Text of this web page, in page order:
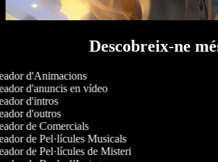
Descobreix-ne
d'Animacions
d'anuncis en vídeo
d'intros
d'outros
de Comercials
de Pel·lícules Musicals
de Pel·lícules de Misteri